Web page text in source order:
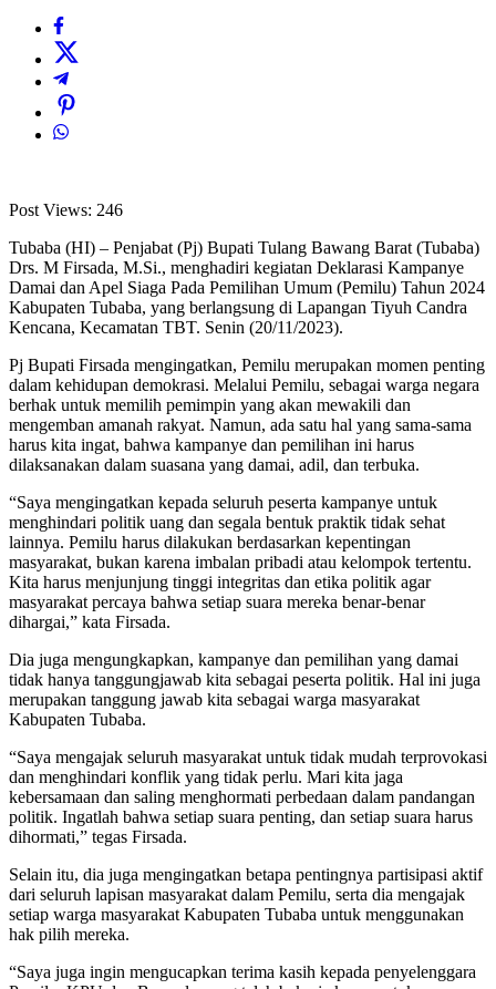
Post Views: 246
Tubaba (HI) – Penjabat (Pj) Bupati Tulang Bawang Barat (Tubaba)
Drs. M Firsada, M.Si., menghadiri kegiatan Deklarasi Kampanye
Damai dan Apel Siaga Pada Pemilihan Umum (Pemilu) Tahun 2024
Kabupaten Tubaba, yang berlangsung di Lapangan Tiyuh Candra
Kencana, Kecamatan TBT. Senin (20/11/2023).
Pj Bupati Firsada mengingatkan, Pemilu merupakan momen penting
dalam kehidupan demokrasi. Melalui Pemilu, sebagai warga negara
berhak untuk memilih pemimpin yang akan mewakili dan
mengemban amanah rakyat. Namun, ada satu hal yang sama-sama
harus kita ingat, bahwa kampanye dan pemilihan ini harus
dilaksanakan dalam suasana yang damai, adil, dan terbuka.
“Saya mengingatkan kepada seluruh peserta kampanye untuk
menghindari politik uang dan segala bentuk praktik tidak sehat
lainnya. Pemilu harus dilakukan berdasarkan kepentingan
masyarakat, bukan karena imbalan pribadi atau kelompok tertentu.
Kita harus menjunjung tinggi integritas dan etika politik agar
masyarakat percaya bahwa setiap suara mereka benar-benar
dihargai,” kata Firsada.
Dia juga mengungkapkan, kampanye dan pemilihan yang damai
tidak hanya tanggungjawab kita sebagai peserta politik. Hal ini juga
merupakan tanggung jawab kita sebagai warga masyarakat
Kabupaten Tubaba.
“Saya mengajak seluruh masyarakat untuk tidak mudah terprovokasi
dan menghindari konflik yang tidak perlu. Mari kita jaga
kebersamaan dan saling menghormati perbedaan dalam pandangan
politik. Ingatlah bahwa setiap suara penting, dan setiap suara harus
dihormati,” tegas Firsada.
Selain itu, dia juga mengingatkan betapa pentingnya partisipasi aktif
dari seluruh lapisan masyarakat dalam Pemilu, serta dia mengajak
setiap warga masyarakat Kabupaten Tubaba untuk menggunakan
hak pilih mereka.
“Saya juga ingin mengucapkan terima kasih kepada penyelenggara